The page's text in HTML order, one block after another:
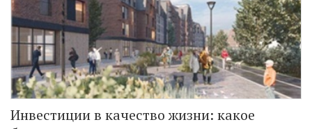
Инвестиции в качество жизни: какое